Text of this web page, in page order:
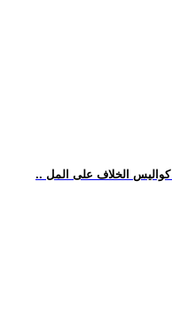
الخلاف على المل